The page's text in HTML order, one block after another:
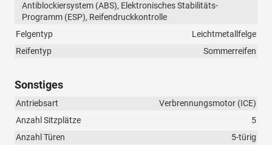
Antiblockiersystem (ABS), Elektronisches Stabilitäts-
Programm (ESP), Reifendruckkontrolle
Felgentyp
Leichtmetallfelge
Reifentyp
Sommerreifen
Sonstiges
Antriebsart
Verbrennungsmotor (ICE)
Anzahl Sitzplätze
5
Anzahl Türen
5-türig